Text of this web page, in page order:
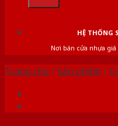
HỆ THỐNG
Nơi bán cửa nhựa
Trang chủ /Sản phẩm /